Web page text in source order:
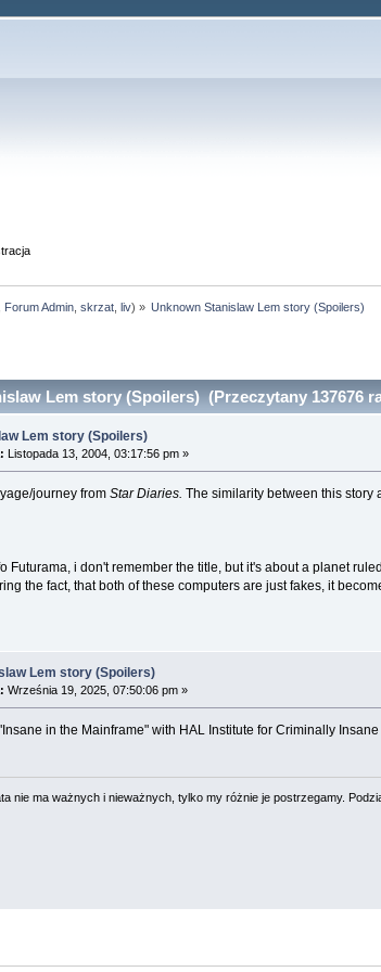
Forum Admin, skrzat, liv) » Unknown Stanislaw Lem story (Spoilers)
Lem story (Spoilers) (Przeczytany 137676
Lem story (Spoilers)
Listopada 13, 2004, 03:17:56 pm »
journey from Star Diaries. The similarity between this story
Futurama, i don't remember the title, but it's about a planet
the fact, that both of these computers are just fakes, it
Lem story (Spoilers)
Września 19, 2025, 07:50:06 pm »
in the Mainframe" with HAL Institute for Criminally
nie ma ważnych i nieważnych, tylko my różnie je postrzegamy.